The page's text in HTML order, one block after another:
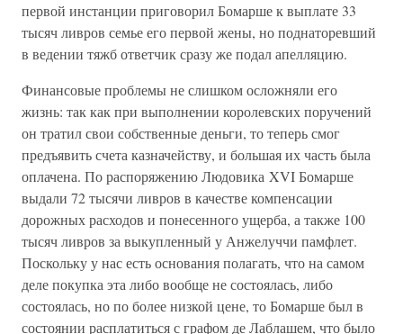
первой инстанции приговорил Бомарше к выплате 33
тысяч ливров семье его первой жены, но поднаторевший
в ведении тяжб ответчик сразу же подал апелляцию.
Финансовые проблемы не слишком осложняли его
жизнь: так как при выполнении королевских поручений
он тратил свои собственные деньги, то теперь смог
предъявить счета казначейству, и большая их часть была
оплачена. По распоряжению Людовика XVI Бомарше
выдали 72 тысячи ливров в качестве компенсации
дорожных расходов и понесенного ущерба, а также 100
тысяч ливров за выкупленный у Анжелуччи памфлет.
Поскольку у нас есть основания полагать, что на самом
деле покупка эта либо вообще не состоялась, либо
состоялась, но по более низкой цене, то Бомарше был в
состоянии расплатиться с графом де Лаблашем, что было